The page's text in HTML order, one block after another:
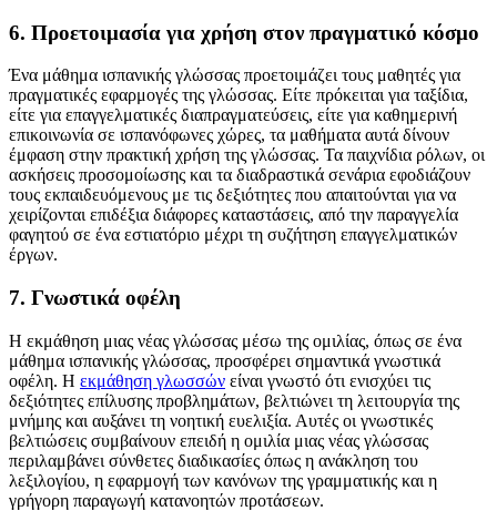
6. Προετοιμασία για χρήση στον πραγματικό κόσμο
Ένα μάθημα ισπανικής γλώσσας προετοιμάζει τους μαθητές για
πραγματικές εφαρμογές της γλώσσας. Είτε πρόκειται για ταξίδια,
είτε για επαγγελματικές διαπραγματεύσεις, είτε για καθημερινή
επικοινωνία σε ισπανόφωνες χώρες, τα μαθήματα αυτά δίνουν
έμφαση στην πρακτική χρήση της γλώσσας. Τα παιχνίδια ρόλων, οι
ασκήσεις προσομοίωσης και τα διαδραστικά σενάρια εφοδιάζουν
τους εκπαιδευόμενους με τις δεξιότητες που απαιτούνται για να
χειρίζονται επιδέξια διάφορες καταστάσεις, από την παραγγελία
φαγητού σε ένα εστιατόριο μέχρι τη συζήτηση επαγγελματικών
έργων.
7. Γνωστικά οφέλη
Η εκμάθηση μιας νέας γλώσσας μέσω της ομιλίας, όπως σε ένα
μάθημα ισπανικής γλώσσας, προσφέρει σημαντικά γνωστικά
οφέλη. Η εκμάθηση γλωσσών είναι γνωστό ότι ενισχύει τις
δεξιότητες επίλυσης προβλημάτων, βελτιώνει τη λειτουργία της
μνήμης και αυξάνει τη νοητική ευελιξία. Αυτές οι γνωστικές
βελτιώσεις συμβαίνουν επειδή η ομιλία μιας νέας γλώσσας
περιλαμβάνει σύνθετες διαδικασίες όπως η ανάκληση του
λεξιλογίου, η εφαρμογή των κανόνων της γραμματικής και η
γρήγορη παραγωγή κατανοητών προτάσεων.